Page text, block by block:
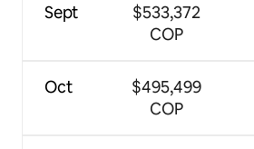
Sept
Oct
$533,372
COP
$495,499
COP